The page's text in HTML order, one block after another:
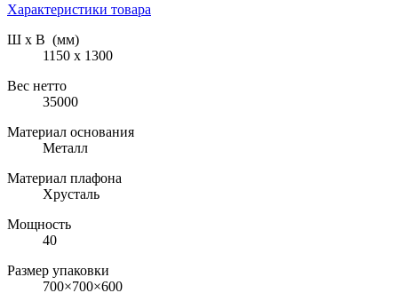
Характеристики товара
Ш х В (мм)
1150 х 1300
Вес нетто
35000
Материал основания
Металл
Материал плафона
Хрусталь
Мощность
40
Размер упаковки
700×700×600